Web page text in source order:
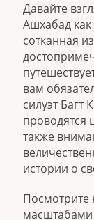
Давайте
Ашхабад
сотканная
вам
силуэт
проводятся
также
истории о
масштабами